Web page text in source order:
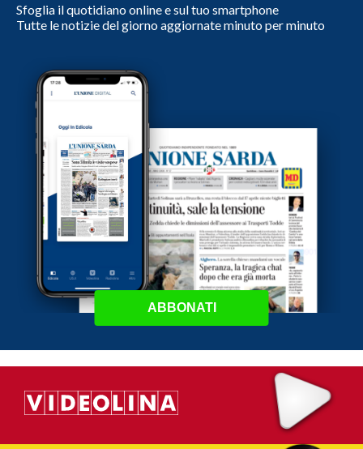
Sfoglia il quotidiano online e sul tuo smartphone
Tutte le notizie del giorno aggiornate minuto per minuto
ABBONATI